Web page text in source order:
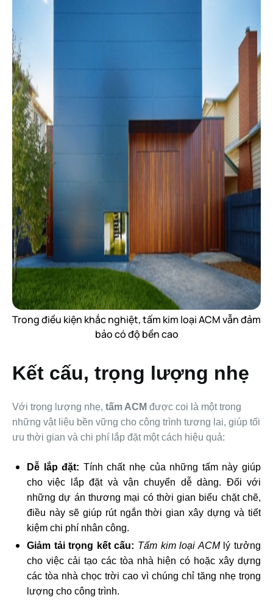
Trong điều kiện khắc nghiệt, tấm kim loại ACM vẫn đảm
bảo có độ bền cao
Kết cấu, trọng lượng nhẹ
Với trọng lượng nhẹ, tấm ACM được coi là một trong
những vật liệu bền vững cho công trình tương lai, giúp tối
ưu thời gian và chi phí lắp đặt một cách hiệu quả:
Dễ lắp đặt: Tính chất nhẹ của những tấm này giúp
cho việc lắp đặt và vận chuyển dễ dàng. Đối với
những dự án thương mại có thời gian biểu chặt chẽ,
điều này sẽ giúp rút ngắn thời gian xây dựng và tiết
kiệm chi phí nhân công.
Giảm tải trọng kết cấu: Tấm kim loại ACMlý tưởng
cho việc cải tạo các tòa nhà hiện có hoặc xây dựng
các tòa nhà chọc trời cao vì chúng chỉ tăng nhẹ trọng
lượng cho công trình.